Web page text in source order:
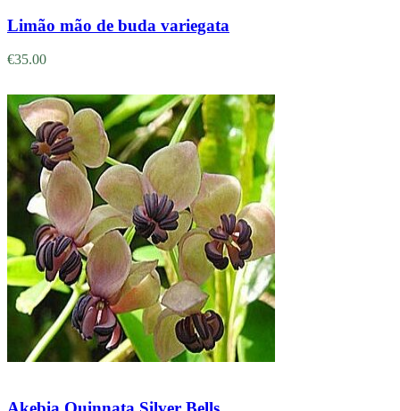
Limão mão de buda variegata
€35.00